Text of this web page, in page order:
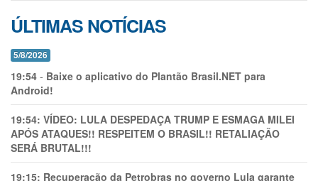
ÚLTIMAS NOTÍCIAS
5/8/2026
19:54 - Baixe o aplicativo do Plantão Brasil.NET para
Android!
19:54: VÍDEO: LULA DESPEDAÇA TRUMP E ESMAGA MILEI
APÓS ATAQUES!! RESPEITEM O BRASIL!! RETALIAÇÃO
SERÁ BRUTAL!!!
19:15: Recuperação da Petrobras no governo Lula garante